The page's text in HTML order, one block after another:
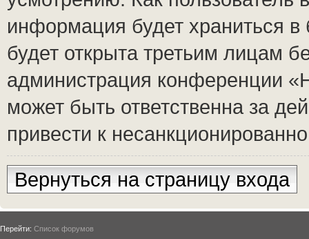
информация будет храниться
будет открыта третьим лицам
администрация конференции
может быть ответственна за
привести к
Вернуться на страницу входа
Перейти: Список форумов